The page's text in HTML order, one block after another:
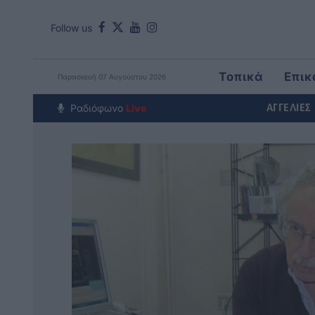
Follow us
Παρασκευή 07 Αυγούστου 2026 Τοπικά
Around The
Ραδιόφωνο Live ΑΓΓΕΛΙΕΣ